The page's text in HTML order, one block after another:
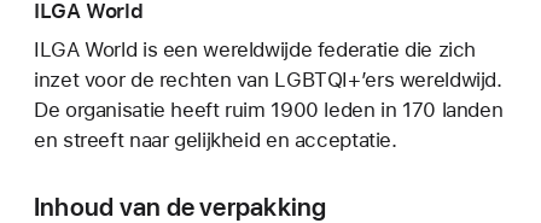
ILGA World
ILGA World is een wereldwijde federatie die zich
inzet voor de rechten van LGBTQI+’ers wereldwijd.
De organisatie heeft ruim 1900 leden in 170 landen
en streeft naar gelijkheid en acceptatie.
Inhoud van de verpakking